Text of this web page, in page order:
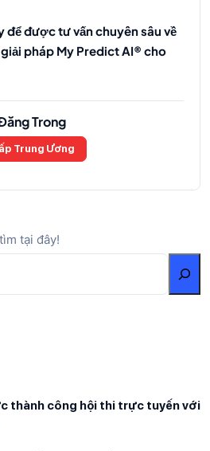
để được tư vấn chuyên sâu về
pháp My Predict AI® cho
Trong
Trung Ương
tại đây!
thành công hội thi trực tuyến với